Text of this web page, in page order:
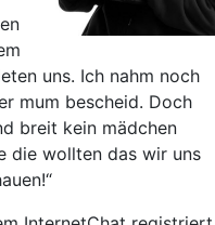
uns. Ich nahm noch
mum bescheid. Doch
breit kein mädchen
die wollten das wir uns